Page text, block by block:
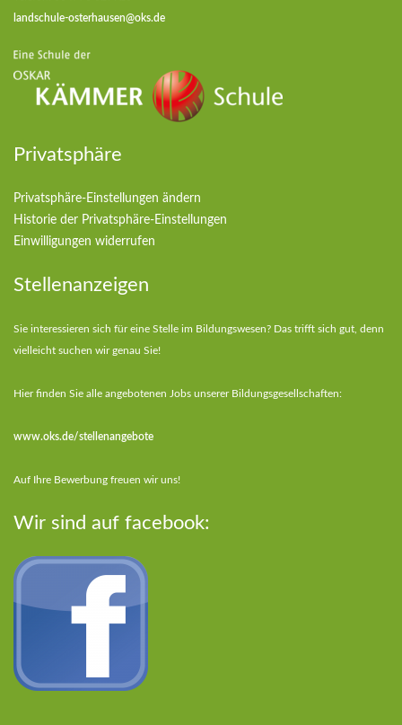
landschule-osterhausen@oks.de
Privatsphäre
Privatsphäre-Einstellungen ändern
Historie der Privatsphäre-Einstellungen
Einwilligungen widerrufen
Stellenanzeigen
Sie interessieren sich für eine Stelle im Bildungswesen? Das trifft sich gut, denn
vielleicht suchen wir genau Sie!
Hier finden Sie alle angebotenen Jobs unserer Bildungsgesellschaften:
www.oks.de/stellenangebote
Auf Ihre Bewerbung freuen wir uns!
Wir sind auf facebook: